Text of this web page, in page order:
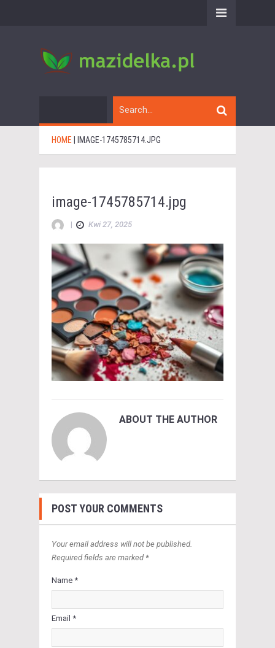
HOME IMAGE-1745785714.JPG
image-1745785714.jpg
| Kwi 27, 2025
ABOUT THE AUTHOR
POST YOUR COMMENTS
Your email address will not be published.
Required fields are marked *
Name *
Email *